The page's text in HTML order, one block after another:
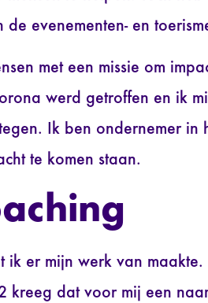
evenementen- en
met een missie om
werd getroffen en ik
Ik ben ondernemer in
te komen staan.
er mijn werk van maakte.
kreeg dat voor mij een